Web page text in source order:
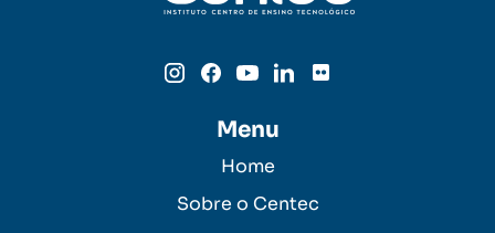
Menu
Home
Sobre o Centec